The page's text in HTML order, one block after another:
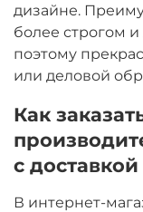
дизайне.
более строгом
поэтому
или деловой
Как
с
В интернет-